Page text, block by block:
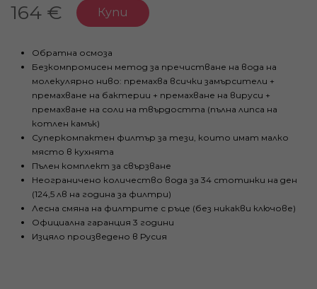
164 € Купи
Обратна осмоза
Безкомпромисен метод за пречистване на вода на
молекулярно ниво: премахва всички замърсители +
премахване на бактерии + премахване на вируси +
премахване на соли на твърдостта (пълна липса на
котлен камък)
Суперкомпактен филтър за тези, които имат малко
място в кухнята
Пълен комплект за свързване
Неограничено количество вода за 34 стотинки на ден
(124,5 лв на година за филтри)
Лесна смяна на филтрите с ръце (без никакви ключове)
Официална гаранция 3 години
Изцяло произведено в Русия